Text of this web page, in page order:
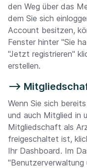
den Weg über das
dem Sie sich
Account besitzen,
Fenster hinter "Sie
"Jetzt registrieren"
erstellen.
-->
Wenn Sie sich
und auch Mitglied in
Mitgliedschaft als
freigeschaltet ist,
Ihr Dashboard. Im
"Benutzerverwaltung